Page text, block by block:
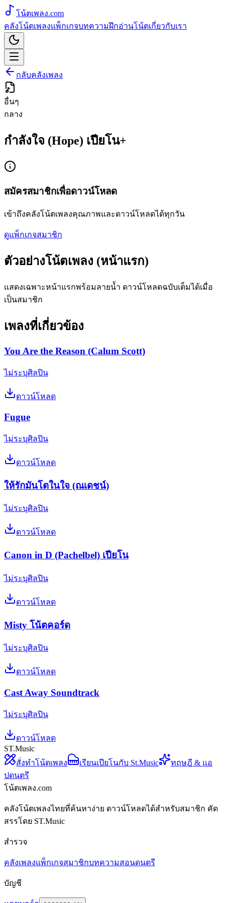
โน้ตเพลง.com
คลังโน้ตเพลงแพ็กเกจบทความฝึกอ่านโน้ตเกี่ยวกับเรา
กลับคลังเพลง
อื่นๆ
กลาง
กำลังใจ (Hope) เปียโน+
สมัครสมาชิกเพื่อดาวน์โหลด
เข้าถึงคลังโน้ตเพลงคุณภาพและดาวน์โหลดได้ทุกวัน
ดูแพ็กเกจสมาชิก
ตัวอย่างโน้ตเพลง (หน้าแรก)
แสดงเฉพาะหน้าแรกพร้อมลายน้ำ ดาวน์โหลดฉบับเต็มได้เมื่อ
เป็นสมาชิก
เพลงที่เกี่ยวข้อง
You Are the Reason (Calum Scott)
ไม่ระบุศิลปิน
ดาวน์โหลด
Fugue
ไม่ระบุศิลปิน
ดาวน์โหลด
ให้รักมันโตในใจ (ณเดชน์)
ไม่ระบุศิลปิน
ดาวน์โหลด
Canon in D (Pachelbel) เปียโน
ไม่ระบุศิลปิน
ดาวน์โหลด
Misty โน้ตคอร์ด
ไม่ระบุศิลปิน
ดาวน์โหลด
Cast Away Soundtrack
ไม่ระบุศิลปิน
ดาวน์โหลด
ST.Music
สั่งทำโน้ตเพลง
เรียนเปียโนกับ St.Music
ทฤษฎี & แอ
ปดนตรี
โน้ตเพลง.com
คลังโน้ตเพลงไทยที่ค้นหาง่าย ดาวน์โหลดได้สำหรับสมาชิก คัด
สรรโดย ST.Music
สำรวจ
คลังเพลงแพ็กเกจสมาชิกบทความสอนดนตรี
บัญชี